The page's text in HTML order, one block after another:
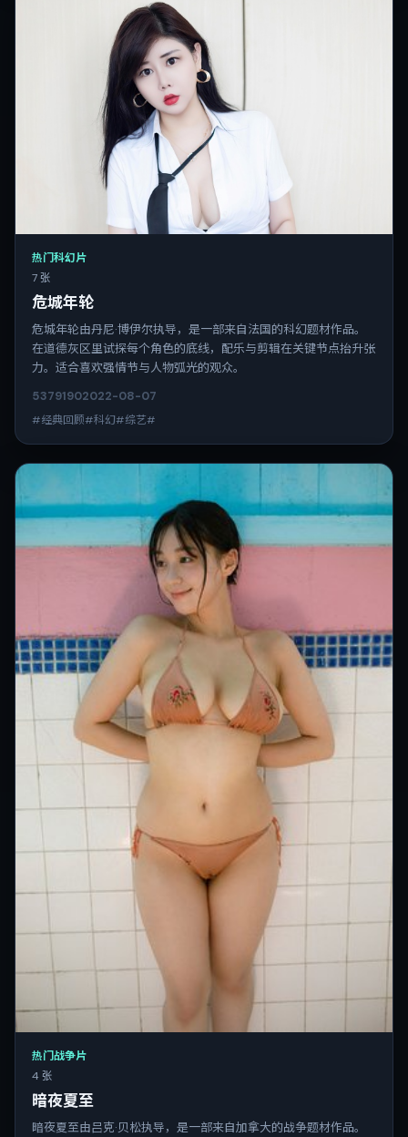
热门科幻片
7 张
危城年轮
危城年轮由丹尼·博伊尔执导，是一部来自法国的科幻题材作品。
在道德灰区里试探每个角色的底线，配乐与剪辑在关键节点抬升张
力。适合喜欢强情节与人物弧光的观众。
53791902022-08-07
#经典回顾#科幻#综艺#
热门战争片
4 张
暗夜夏至
暗夜夏至由吕克·贝松执导，是一部来自加拿大的战争题材作品。